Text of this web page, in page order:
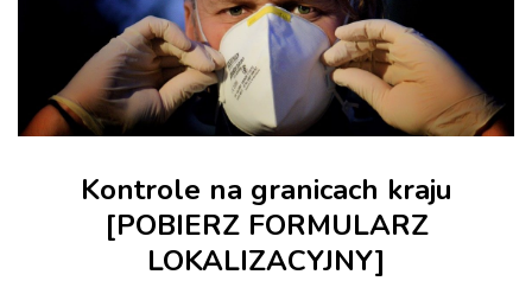
Kontrole na granicach kraju
[POBIERZ FORMULARZ
LOKALIZACYJNY]